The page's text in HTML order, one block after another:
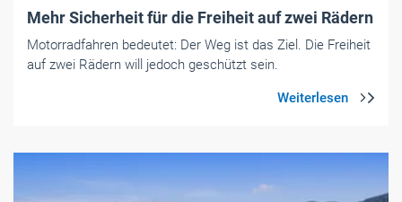
Mehr Sicherheit für die Freiheit auf zwei Rädern
Motorradfahren bedeutet: Der Weg ist das Ziel. Die Freiheit
auf zwei Rädern will jedoch geschützt sein.